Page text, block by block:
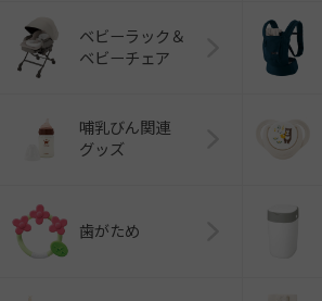
ベビーラック＆
ベビーチェア
哺乳びん関連
グッズ
歯がため